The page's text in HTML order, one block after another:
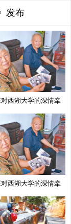
发布
西湖大学的深情牵
挂
西湖大学的深情牵
挂